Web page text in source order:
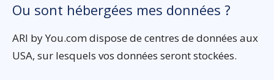
Ou sont hébergées mes données ?
ARI by You.com dispose de centres de données aux
USA, sur lesquels vos données seront stockées.